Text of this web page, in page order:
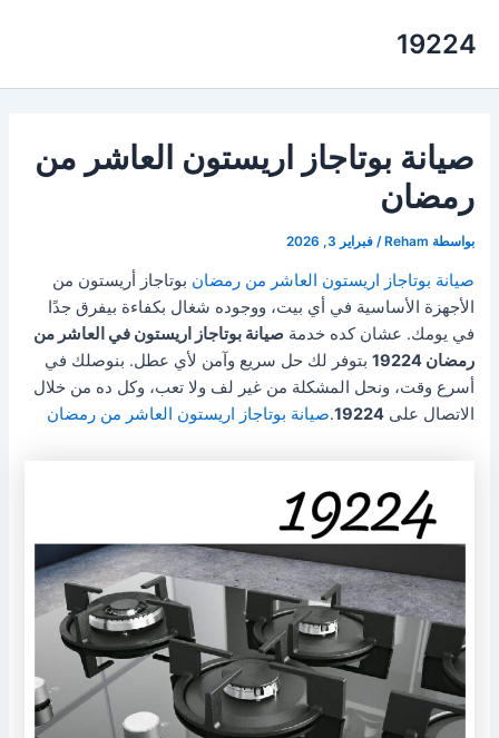
19224
صيانة بوتاجاز اريستون العاشر من
رمضان
بواسطة Reham
/فبراير 3, 2026
صيانة بوتاجاز اريستون العاشر من رمضان بوتاجاز أريستون من
الأجهزة الأساسية في أي بيت، ووجوده شغال بكفاءة بيفرق جدًا
في يومك. عشان كده خدمةصيانة بوتاجاز اريستون في العاشر من
رمضان 19224
بتوفر لك حل سريع وآمن لأي عطل. بنوصلك في
أسرع وقت، ونحل المشكلة من غير لف ولا تعب، وكل ده من خلال
الاتصال على19224
.صيانة بوتاجاز اريستون العاشر من رمضان